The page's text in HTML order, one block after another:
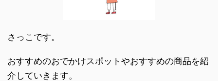
さっこです。
おすすめのおでかけスポットやおすすめの商品を紹
介していきます。